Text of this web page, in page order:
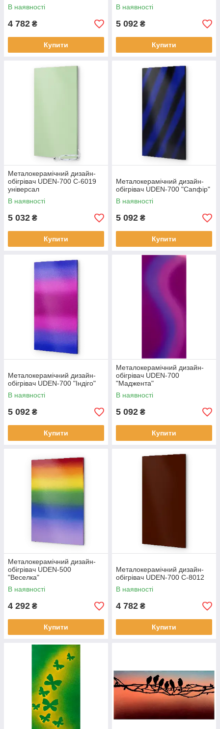
В наявності
4 782 ₴
Купити
В наявності
5 092 ₴
Купити
Металокерамічний дизайн-
обігрівач UDEN-700 С-6019
універсал
В наявності
5 032 ₴
Купити
Металокерамічний дизайн-
обігрівач UDEN-700 "Сапфір"
В наявності
5 092 ₴
Купити
Металокерамічний дизайн-
обігрівач UDEN-700 "Індіго"
В наявності
5 092 ₴
Купити
Металокерамічний дизайн-
обігрівач UDEN-700
"Маджента"
В наявності
5 092 ₴
Купити
Металокерамічний дизайн-
обігрівач UDEN-500
"Веселка"
В наявності
4 292 ₴
Купити
Металокерамічний дизайн-
обігрівач UDEN-700 С-8012
В наявності
4 782 ₴
Купити